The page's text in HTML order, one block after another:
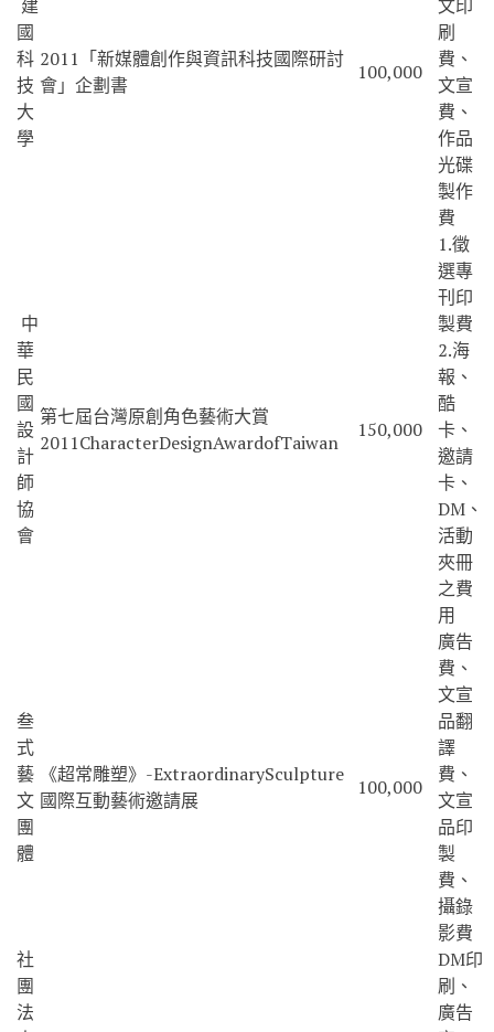
建
國
科
技
大
學
2011「新媒體創作與資訊科技國際研討
會」企劃書
100,000
文印
刷
費、
文宣
費、
作品
光碟
製作
費
中
華
民
國
設
計
師
協
會
第七屆台灣原創角色藝術大賞
2011CharacterDesignAwardofTaiwan
150,000
1.徵
選專
刊印
製費
2.海
報、
酷
卡、
邀請
卡、
DM、
活動
夾冊
之費
用
叁
式
藝
文
團
體
《超常雕塑》-ExtraordinarySculpture
國際互動藝術邀請展
100,000
廣告
費、
文宣
品翻
譯
費、
文宣
品印
製
費、
攝錄
影費
社
團
法
DM印
刷、
廣告